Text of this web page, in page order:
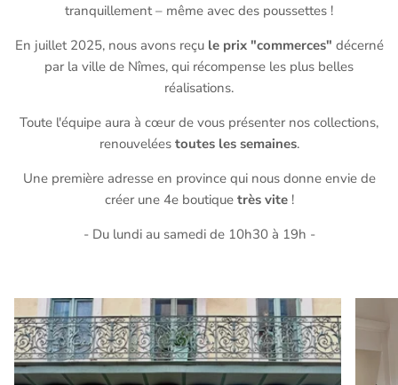
tranquillement – même avec des poussettes !
En juillet 2025, nous avons reçu le prix "commerces" décerné
par la ville de Nîmes, qui récompense les plus belles
réalisations.
Toute l'équipe aura à cœur de vous présenter nos collections,
renouvelées toutes les semaines.
Une première adresse en province qui nous donne envie de
créer une 4e boutique très vite!
- Du lundi au samedi de 10h30 à 19h -